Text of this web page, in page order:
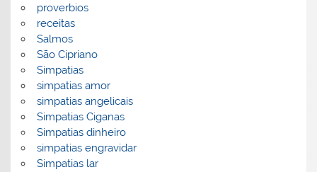
proverbios
receitas
Salmos
São Cipriano
Simpatias
simpatias amor
simpatias angelicais
Simpatias Ciganas
Simpatias dinheiro
simpatias engravidar
Simpatias lar